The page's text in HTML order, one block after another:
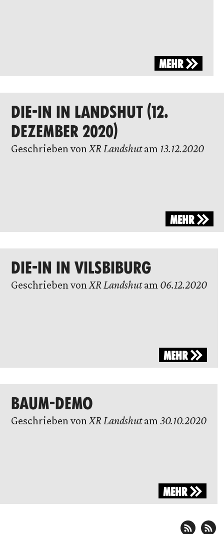
MEHR
DIE-IN IN LANDSHUT (12.
DEZEMBER 2020)
Geschrieben vonXR Landshutam13.12.2020
MEHR
DIE-IN IN VILSBIBURG
Geschrieben von XR Landshutam 06.12.2020
MEHR
BAUM-DEMO
Geschrieben vonXR Landshutam30.10.2020
MEHR